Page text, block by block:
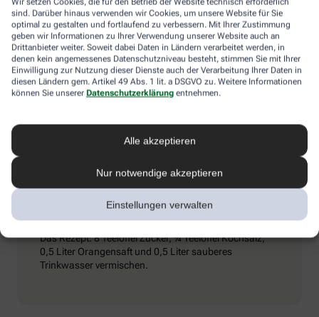
sind. Darüber hinaus verwenden wir Cookies, um unsere Website für Sie
optimal zu gestalten und fortlaufend zu verbessern. Mit Ihrer Zustimmung
geben wir Informationen zu Ihrer Verwendung unserer Website auch an
Drittanbieter weiter. Soweit dabei Daten in Ländern verarbeitet werden, in
denen kein angemessenes Datenschutzniveau besteht, stimmen Sie mit Ihrer
Einwilligung zur Nutzung dieser Dienste auch der Verarbeitung Ihrer Daten in
diesen Ländern gem. Artikel 49 Abs. 1 lit. a DSGVO zu. Weitere Informationen
können Sie unserer Datenschutzerklärung entnehmen.
Alle akzeptieren
Nur notwendige akzeptieren
Einstellungen verwalten
Umschlägen) und ihn dazu zu bewegen, kaltes Mineralwasser zu
trinken. Achtung: Schmerzmittel sind tabu – sie können den
Zustand verschlimmern.
Extra-Tipp
dass vermehrt Elektrolyte (Mineralstoffe) aus dem
Durchfall vor. Wichtig ist es dann, seinen
Elektrolythaushalt aufzubessern. Eine entsprechende
„Elektrolyt-Lösung“ kann man in Apotheken kaufen,
aber auch selbst zubereiten.
Das Rezept: 8 Teelöffel Zucker, ¾ Teelöffel Kochsalz,
0,5 Liter Orangensaft und 0,5 Liter sauberes
Trinkwasser vermischen.